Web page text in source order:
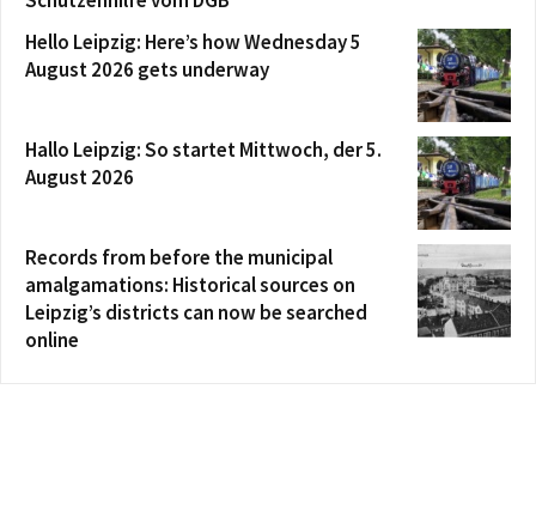
Hello Leipzig: Here’s how Wednesday 5
August 2026 gets underway
Hallo Leipzig: So startet Mittwoch, der 5.
August 2026
Records from before the municipal
amalgamations: Historical sources on
Leipzig’s districts can now be searched
online